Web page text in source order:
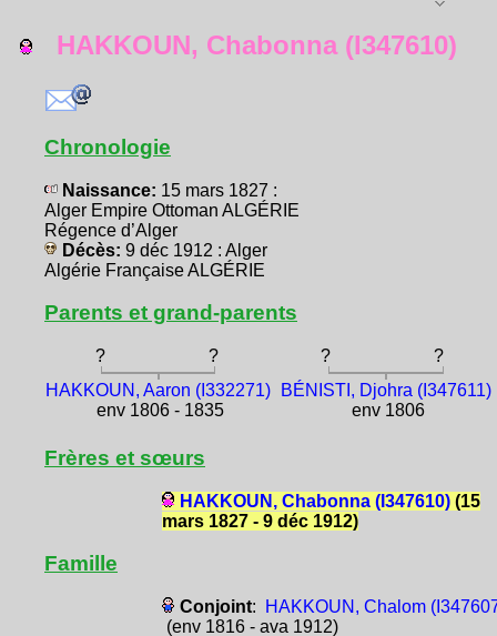
HAKKOUN, Chabonna (I347610)
Chronologie
Naissance: 15 mars 1827 :
Alger Empire Ottoman ALGÉRIE
Régence d’Alger
Décès: 9 déc 1912 : Alger
Algérie Française ALGÉRIE
Parents et grand-parents
? ? ?
?
HAKKOUN, Aaron (I332271)
env 1806 - 1835
BÉNISTI, Djohra (I347611)
env 1806
Frères et sœurs
HAKKOUN, Chabonna (I347610)(15
mars 1827 - 9 déc 1912)
Famille
Conjoint:
HAKKOUN, Chalom
(env 1816 - ava 1912)